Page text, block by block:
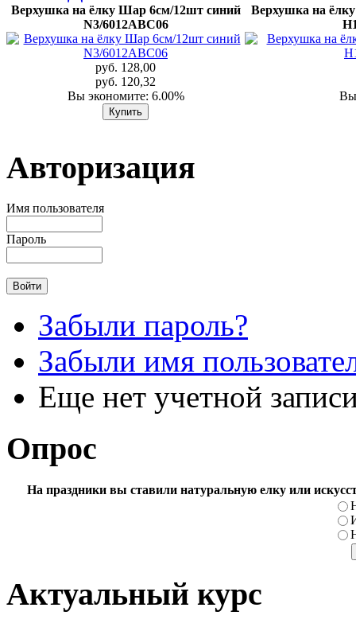
Верхушка на ёлку Шар 6см/12шт синий
N3/6012ABC06
руб. 128,00
руб. 120,32
Вы экономите: 6.00%
Верхушка на ёлку
Вы
Авторизация
Имя пользователя
Пароль
Забыли пароль?
Забыли имя
Еще нет учетной
Опрос
На праздники вы ставили натуральную елку или
Актуальный курс